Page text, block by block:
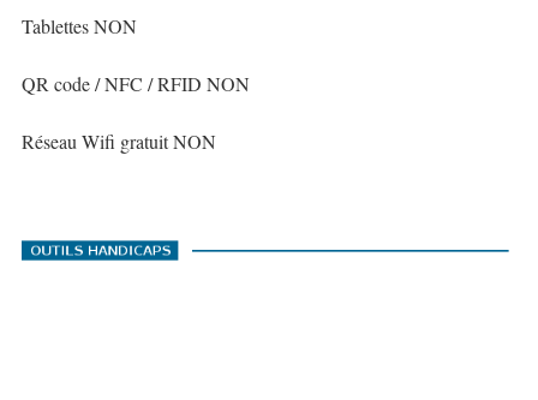
Tablettes NON
QR code / NFC / RFID NON
Réseau Wifi gratuit NON